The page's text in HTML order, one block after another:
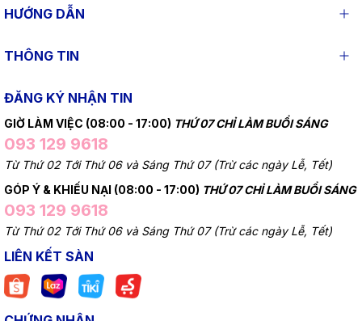
HƯỚNG DẪN
THÔNG TIN
ĐĂNG KÝ NHẬN TIN
GIỜ LÀM VIỆC (08:00 - 17:00) THỨ 07 CHỈ LÀM BUỔI SÁNG
093 129 9618
Từ Thứ 02 Tới Thứ 06 và Sáng Thứ 07 (Trừ các ngày Lễ, Tết)
GÓP Ý & KHIẾU NẠI (08:00 - 17:00) THỨ 07 CHỈ LÀM BUỔI SÁNG
093 129 9618
Từ Thứ 02 Tới Thứ 06 và Sáng Thứ 07 (Trừ các ngày Lễ, Tết)
LIÊN KẾT SÀN